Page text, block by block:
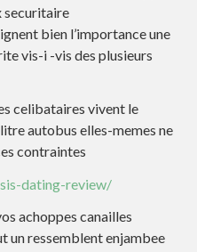
securitaire
bien l’importance une
vis-i -vis des plusieurs
celibataires vivent le
autobus elles-memes ne
contraintes
dating-review/
achoppes canailles
un ressemblent enjambee